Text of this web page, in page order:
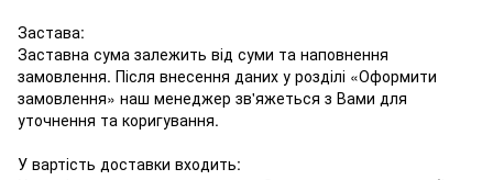
Застава:
Заставна сума залежить від суми та наповнення
замовлення. Після внесення даних у розділі «Оформити
замовлення» наш менеджер зв'яжеться з Вами для
уточнення та коригування.
У вартість доставки входить: